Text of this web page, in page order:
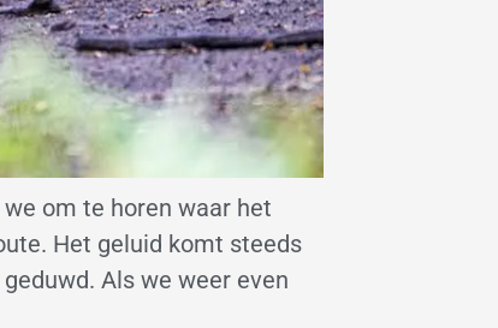
om te horen waar het
Het geluid komt steeds
Als we weer even